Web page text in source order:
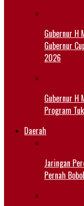
Gubernur H
Gubernur
2026
Gubernur H
Program
Daerah
Jaringan
Pernah